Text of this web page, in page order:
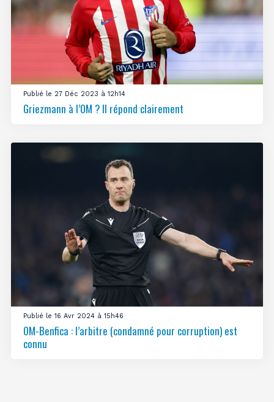
Publié le 27 Déc 2023 à 12h14
Griezmann à l’OM ? Il répond clairement
Publié le 16 Avr 2024 à 15h46
OM-Benfica : l’arbitre (condamné pour corruption) est
connu